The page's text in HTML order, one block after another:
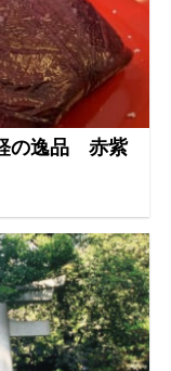
の逸品 赤紫